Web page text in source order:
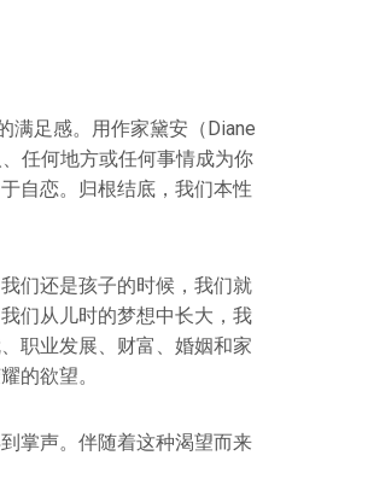
满足感。用作家黛安（Diane
任何地方或任何事情成为你
自恋。归根结底，我们本性
们还是孩子的时候，我们就
们从儿时的梦想中长大，我
职业发展、财富、婚姻和家
的欲望。
掌声。伴随着这种渴望而来